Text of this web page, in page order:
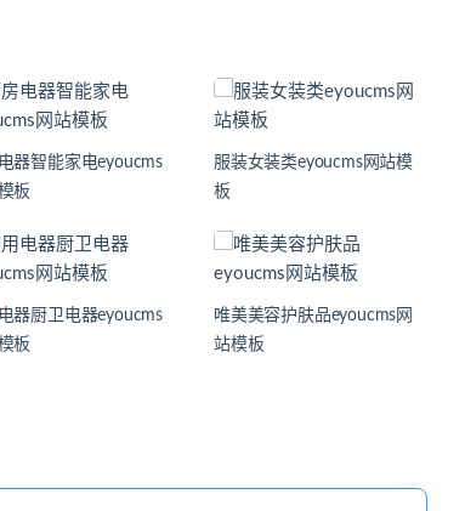
器智能家电eyoucms
板
服装女装类eyoucms网站模
板
器厨卫电器eyoucms
板
唯美美容护肤品eyoucms网
站模板